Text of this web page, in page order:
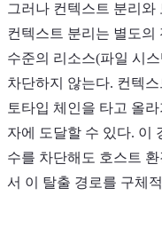
그러나 컨텍스트 분리와
컨텍스트 분리는 별도의
수준의 리소스(파일 시
차단하지 않는다. 컨텍
토타입 체인을 타고 올
자에 도달할 수 있다. 이
수를 차단해도 호스트
서 이 탈출 경로를 구체